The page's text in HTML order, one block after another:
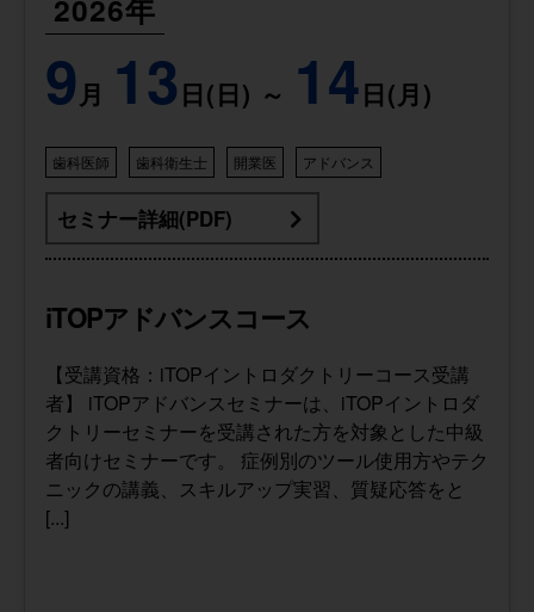
2026年
9 月 13 日(日) ～ 14日(月)
歯科医師 歯科衛生士 開業医 アドバンス
セミナー詳細(PDF)
iTOPアドバンスコース
【受講資格：iTOPイントロダクトリーコース受講
者】 iTOPアドバンスセミナーは、iTOPイントロダ
クトリーセミナーを受講された方を対象とした中級
者向けセミナーです。 症例別のツール使用方やテク
ニックの講義、スキルアップ実習、質疑応答をと
[...]